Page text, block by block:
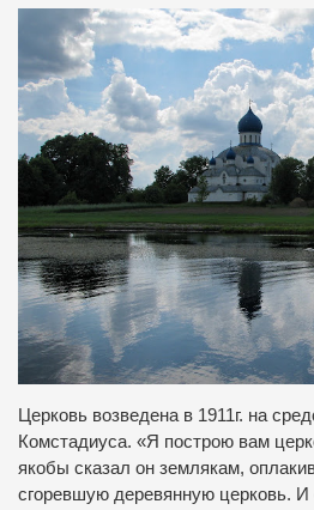
Церковь возведена в 1911г. на
Комстадиуса. «Я построю вам
якобы сказал он землякам,
сгоревшую деревянную церковь.